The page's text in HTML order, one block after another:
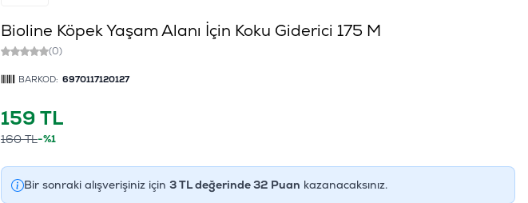
Bioline Köpek Yaşam Alanı İçin Koku Giderici 175 M
(0)
BARKOD: 6970117120127
159TL
160TL-%1
Bir sonraki alışverişiniz için 3TL değerinde32 Puan kazanacaksınız.